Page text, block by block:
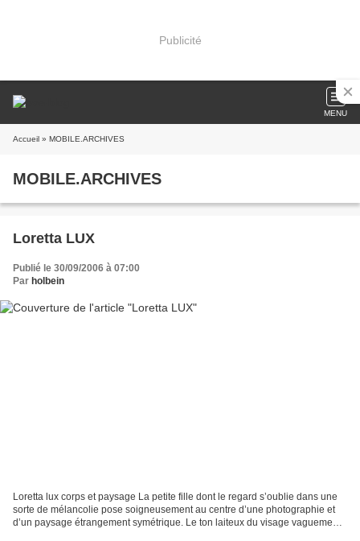
Publicité
MENU
Accueil » MOBILE.ARCHIVES
MOBILE.ARCHIVES
Loretta LUX
Publié le 30/09/2006 à 07:00
Par holbein
Loretta lux corps et paysage La petite fille dont le regard s’oublie dans une
sorte de mélancolie pose soigneusement au centre d’une photographie et
d’un paysage étrangement symétrique. Le ton laiteux du visage vaguement